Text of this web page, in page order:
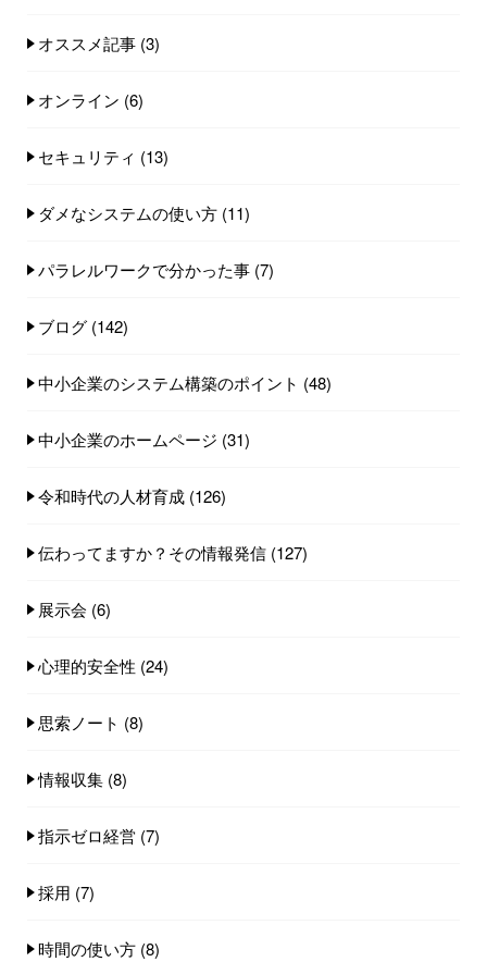
オススメ記事 (3)
オンライン (6)
セキュリティ (13)
ダメなシステムの使い方 (11)
パラレルワークで分かった事 (7)
ブログ (142)
中小企業のシステム構築のポイント (48)
中小企業のホームページ (31)
令和時代の人材育成 (126)
伝わってますか？その情報発信 (127)
展示会 (6)
心理的安全性 (24)
思索ノート (8)
情報収集 (8)
指示ゼロ経営 (7)
採用 (7)
時間の使い方 (8)